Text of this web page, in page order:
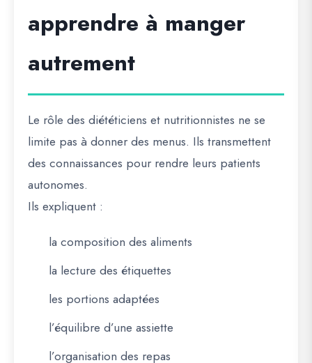
apprendre à manger
autrement
Le rôle des diététiciens et nutritionnistes ne se
limite pas à donner des menus. Ils transmettent
des connaissances pour rendre leurs patients
autonomes.
Ils expliquent :
la composition des aliments
la lecture des étiquettes
les portions adaptées
l’équilibre d’une assiette
l’organisation des repas